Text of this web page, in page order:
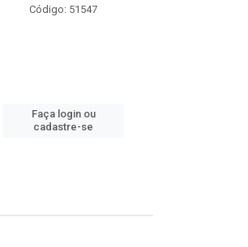
Código: 51547
Faça login ou
cadastre-se